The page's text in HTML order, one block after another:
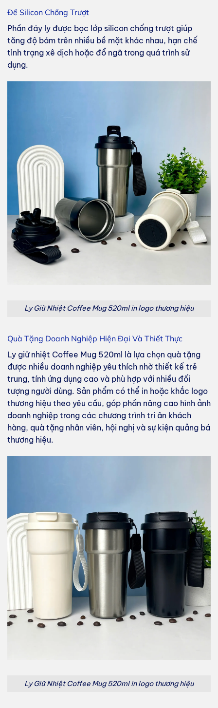
Đế Silicon Chống Trượt
Phần đáy ly được bọc lớp silicon chống trượt giúp
tăng độ bám trên nhiều bề mặt khác nhau, hạn chế
tình trạng xê dịch hoặc đổ ngã trong quá trình sử
dụng.
Ly Giữ Nhiệt Coffee Mug 520ml in logo thương hiệu
Quà Tặng Doanh Nghiệp Hiện Đại Và Thiết Thực
Ly giữ nhiệt Coffee Mug 520ml là lựa chọn quà tặng
được nhiều doanh nghiệp yêu thích nhờ thiết kế trẻ
trung, tính ứng dụng cao và phù hợp với nhiều đối
tượng người dùng. Sản phẩm có thể in hoặc khắc logo
thương hiệu theo yêu cầu, góp phần nâng cao hình ảnh
doanh nghiệp trong các chương trình tri ân khách
hàng, quà tặng nhân viên, hội nghị và sự kiện quảng bá
thương hiệu.
Ly Giữ Nhiệt Coffee Mug 520ml in logo thương hiệu